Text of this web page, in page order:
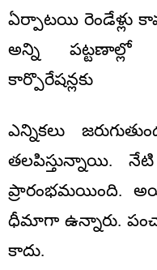
ఏర్పాటయి రెండేళ్లు
అన్ని పట్టణాల్లో
కార్పొరేషన్లకు
ఎన్నికలు
తలపిస్తున్నాయి.
ప్రారంభమయింది.
ధీమాగా ఉన్నారు.
కాదు.